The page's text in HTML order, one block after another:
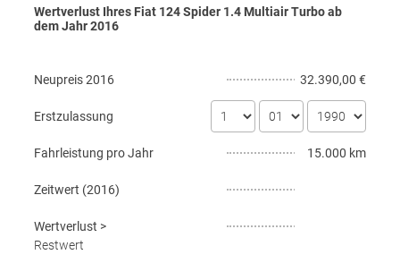
Wertverlust Ihres Fiat 124 Spider 1.4 Multiair Turbo ab
dem Jahr2016
Neupreis2016 32.390,00 €
Erstzulassung
Fahrleistung pro Jahr 15.000 km
Zeitwert (2016)
Wertverlust >
Restwert